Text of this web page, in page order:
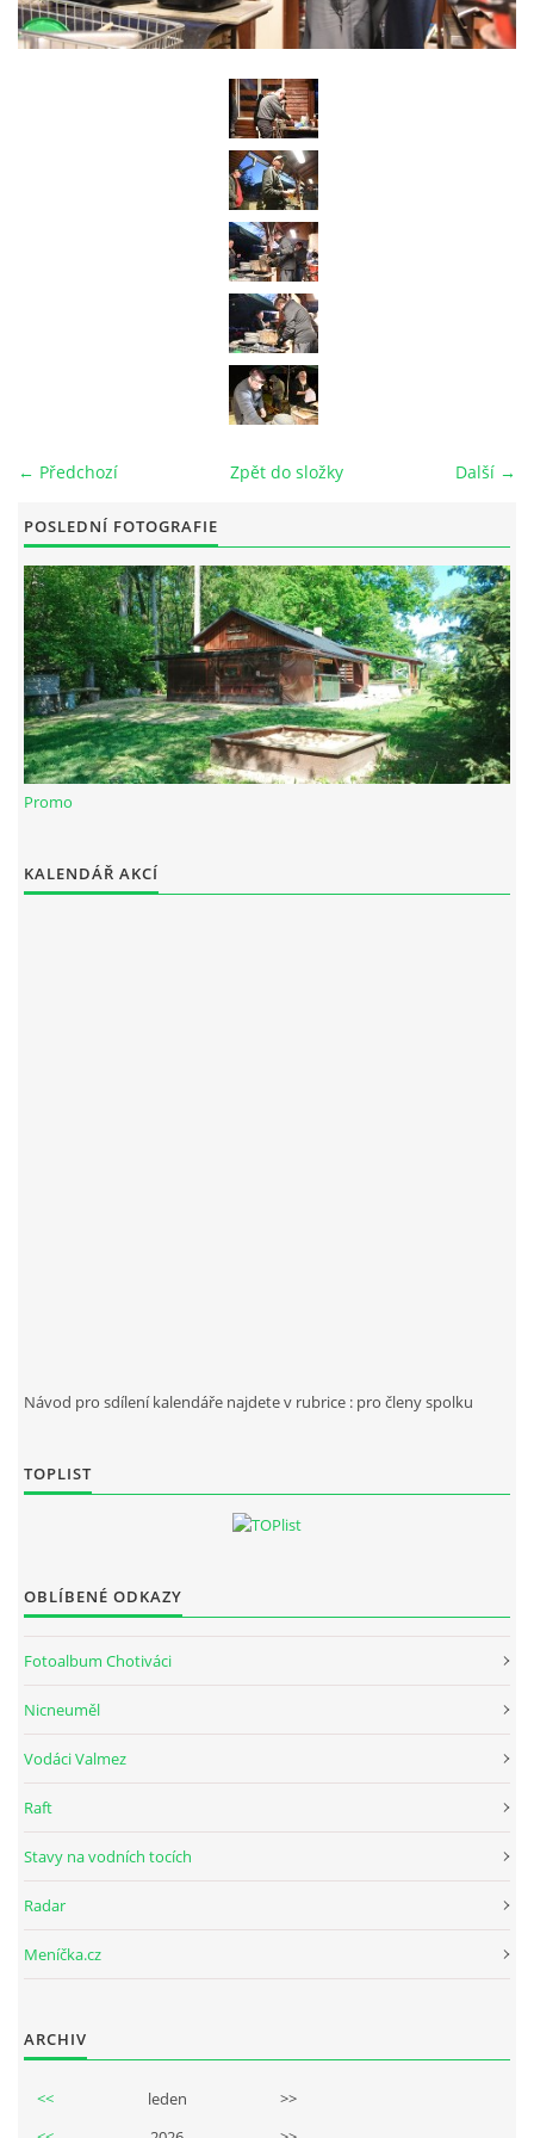
RAJČE FOTOGALERIE
PRO ČLENY SPOLKU
Spolek Chotiváci
chotivskaparta@seznam.cz
© 2026 eStránky.cz
← Předchozí Další →
Zpět do složky
POSLEDNÍ FOTOGRAFIE
Promo
KALENDÁŘ AKCÍ
Návod pro sdílení kalendáře najdete v rubrice : pro členy spolku
TOPLIST
OBLÍBENÉ ODKAZY
Fotoalbum Chotiváci
Nicneuměl
Vodáci Valmez
Raft
Stavy na vodních tocích
Radar
Meníčka.cz
ARCHIV
<< leden
>>